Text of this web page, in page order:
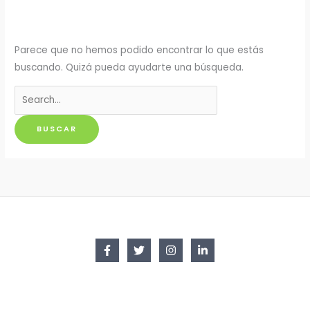
Parece que no hemos podido encontrar lo que estás
buscando. Quizá pueda ayudarte una búsqueda.
Buscar
por: